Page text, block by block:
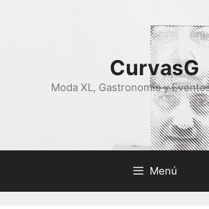
CurvasG
Moda XL, Gastronomía y
Menú